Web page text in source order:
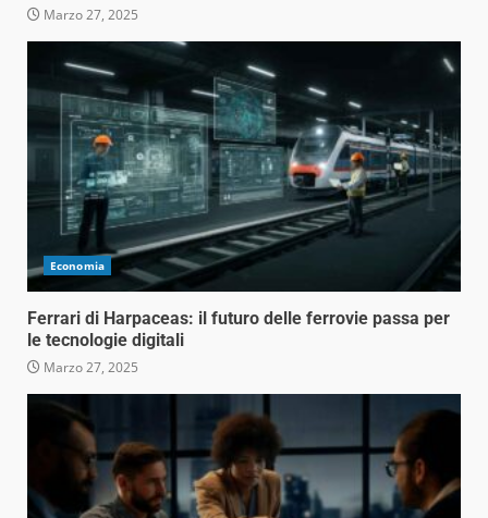
Marzo 27, 2025
Economia
Ferrari di Harpaceas: il futuro delle ferrovie passa per
le tecnologie digitali
Marzo 27, 2025